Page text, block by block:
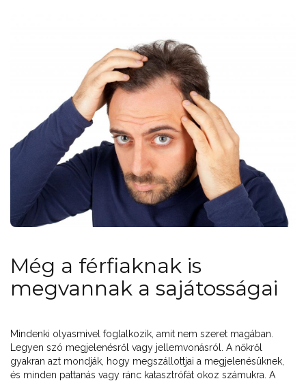
Még a férfiaknak is
megvannak a sajátosságai
Mindenki olyasmivel foglalkozik, amit nem szeret magában.
Legyen szó megjelenésről vagy jellemvonásról. A nőkről
gyakran azt mondják, hogy megszállottjai a megjelenésüknek,
és minden pattanás vagy ránc katasztrófát okoz számukra. A